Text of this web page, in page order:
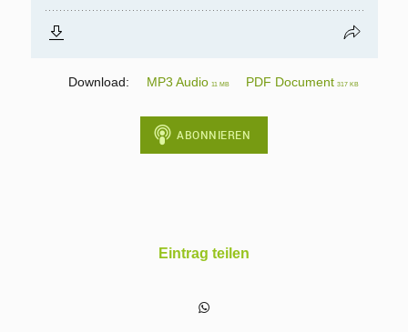
Download: MP3 Audio 11 MB PDF Document 317 KB
Eintrag teilen